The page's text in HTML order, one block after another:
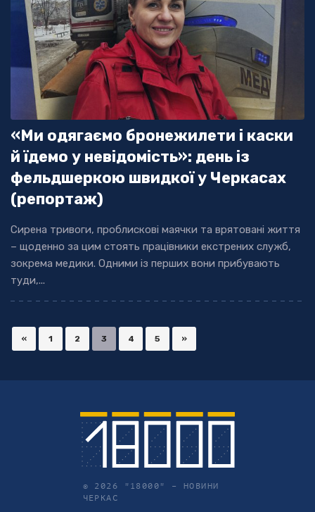
«Ми одягаємо бронежилети і каски
й їдемо у невідомість»: день із
фельдшеркою швидкої у Черкасах
(репортаж)
Сирена тривоги, проблискові маячки та врятовані життя
– щоденно за цим стоять працівники екстрених служб,
зокрема медики. Одними із перших вони прибувають
туди,...
« 1 2 3 4 5 »
© 2026 "18000" – НОВИНИ
ЧЕРКАС